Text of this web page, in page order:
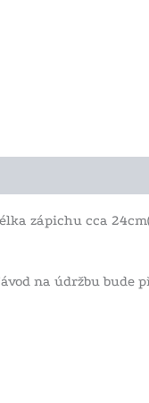
zápichu cca
na údržbu bude